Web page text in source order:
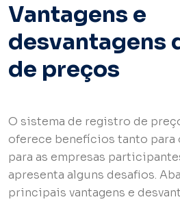
Vantagens e
desvantagens
de preços
O sistema de registro de
oferece benefícios tanto para
para as empresas
apresenta alguns desafios.
principais vantagens e